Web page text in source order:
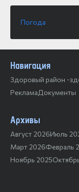
Погода
Навигация
Здоровый район -
РекламаДокументы
Архивы
Август 2026Июль
Март 2026Февраль
Ноябрь 2025